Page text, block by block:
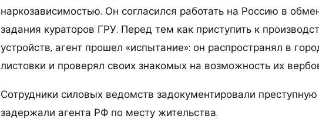
наркозависимостью. Он согласился работать на Россию в
задания кураторов ГРУ. Перед тем как приступить к
устройств, агент прошел «испытание»: он распространял в
листовки и проверял своих знакомых на возможность их
Сотрудники силовых ведомств задокументировали преступную
задержали агента РФ по месту жительства.